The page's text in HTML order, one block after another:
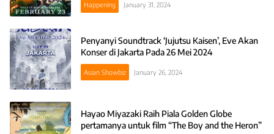
Happening January 31, 2024
Penyanyi Soundtrack ‘Jujutsu Kaisen’, Eve Akan
Konser di Jakarta Pada 26 Mei 2024
Asian Showbiz January 26, 2024
Hayao Miyazaki Raih Piala Golden Globe
pertamanya untuk film “The Boy and the Heron”